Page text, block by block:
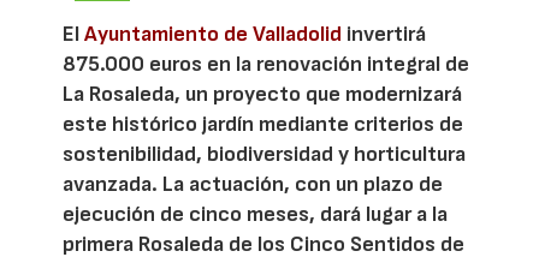
ElAyuntamiento de Valladolid invertirá
875.000 euros en la renovación integral de
La Rosaleda, un proyecto que modernizará
este histórico jardín mediante criterios de
sostenibilidad, biodiversidad y horticultura
avanzada. La actuación, con un plazo de
ejecución de cinco meses, dará lugar a la
primera Rosaleda de los Cinco Sentidos de